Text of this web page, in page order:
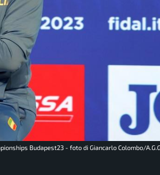
Budapest23 - foto di Giancarlo Colombo/